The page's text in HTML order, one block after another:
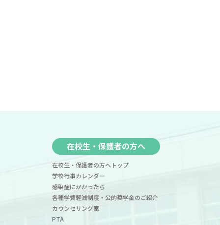
在校生・保護者の方へ
在校生・保護者の方へトップ
学校行事カレンダー
感染症にかかったら
各種学費軽減制度・公的奨学金のご紹介
カウンセリング室
PTA